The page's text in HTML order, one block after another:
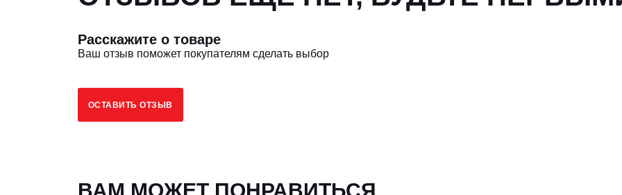
Расскажите о товаре
Ваш отзыв поможет покупателям сделать выбор
ОСТАВИТЬ ОТЗЫВ